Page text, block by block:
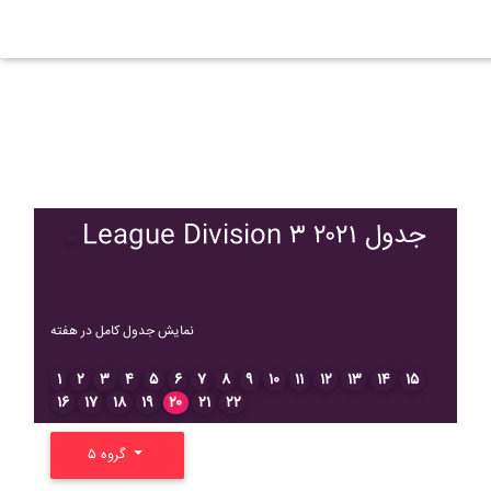
League Division ۳ ۲۰۲۱ جدول
نمایش جدول کامل در هفته
۱ ۲ ۳ ۴ ۵ ۶ ۷ ۸ ۹ ۱۰ ۱۱ ۱۲ ۱۳ ۱۴
۱۵
۱۶
۱۷ ۱۸ ۱۹ ۲۰ ۲۱ ۲۲